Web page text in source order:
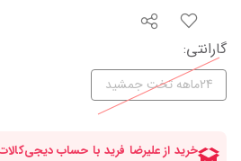
گارانتی:
24ماهه تخت جمشید